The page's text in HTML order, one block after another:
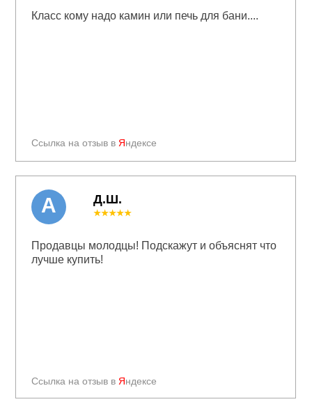
Ссылка на отзыв в Яндексе
Класс кому надо камин или печь для бани....
Д.Ш.
Ссылка на отзыв в Яндексе
★★★★★
Продавцы молодцы! Подскажут и объяснят что
лучше купить!
А